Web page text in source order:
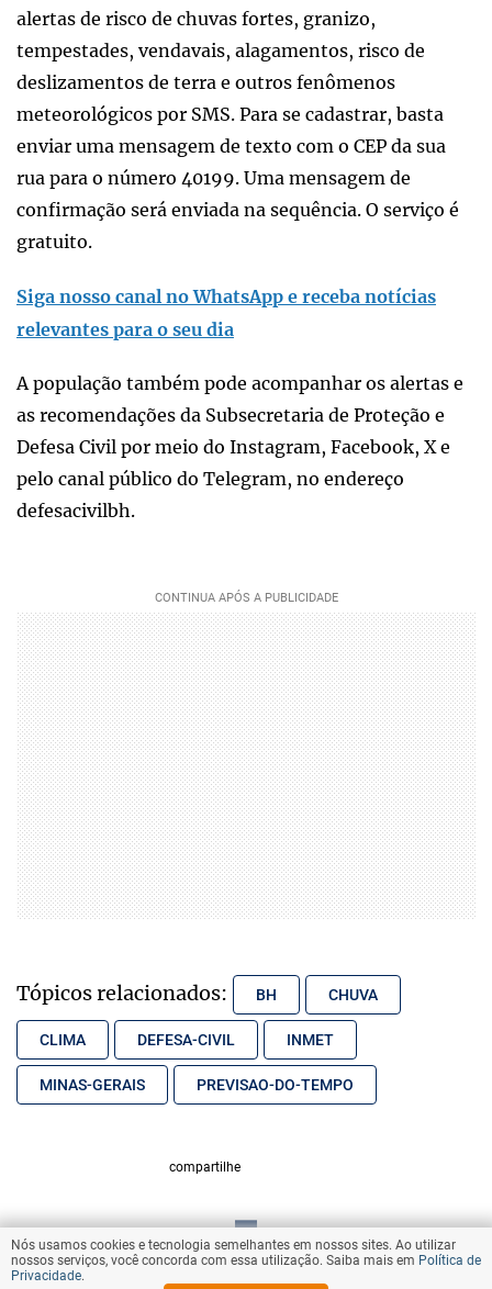
alertas de risco de chuvas fortes, granizo,
tempestades, vendavais, alagamentos, risco de
deslizamentos de terra e outros fenômenos
meteorológicos por SMS. Para se cadastrar, basta
enviar uma mensagem de texto com o CEP da sua
rua para o número 40199. Uma mensagem de
confirmação será enviada na sequência. O serviço é
gratuito.
Siga nosso canal no WhatsApp e receba notícias
relevantes para o seu dia
A população também pode acompanhar os alertas e
as recomendações da Subsecretaria de Proteção e
Defesa Civil por meio do Instagram, Facebook, X e
pelo canal público do Telegram, no endereço
defesacivilbh.
Tópicos relacionados: BH CHUVA
CLIMA DEFESA-CIVIL INMET
MINAS-GERAIS PREVISAO-DO-TEMPO
compartilhe
VOLTAR AO TOPO
Nós usamos cookies e tecnologia semelhantes em nossos sites. Ao utilizar
nossos serviços, você concorda com essa utilização. Saiba mais em Política de
Privacidade.